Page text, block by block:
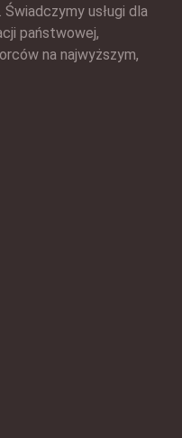
usługi dla
państwowej,
na najwyższym,